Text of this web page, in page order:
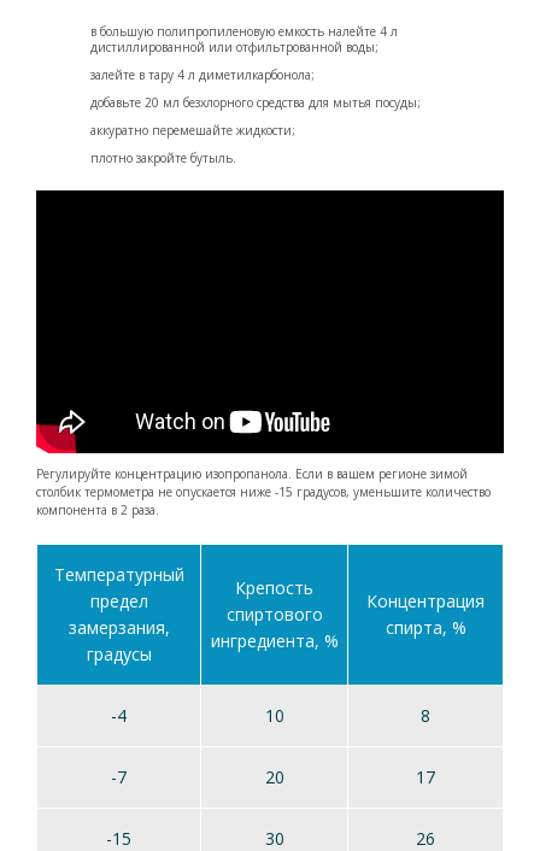
в большую полипропиленовую емкость налейте 4 л
дистиллированной или отфильтрованной воды;
залейте в тару 4 л диметилкарбонола;
добавьте 20 мл безхлорного средства для мытья посуды;
аккуратно перемешайте жидкости;
плотно закройте бутыль.
Регулируйте концентрацию изопропанола. Если в вашем регионе зимой
столбик термометра не опускается ниже -15 градусов, уменьшите количество
компонента в 2 раза.
Температурный
предел
замерзания,
градусы
Крепость
спиртового
ингредиента, %
Концентрация
спирта, %
-4 10 8
-7 20 17
-15 30 26